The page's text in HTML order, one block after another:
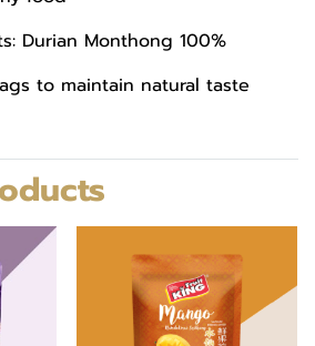
Durian Monthong 100%
to maintain natural taste